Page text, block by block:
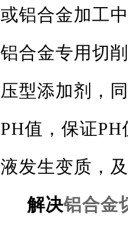
或铝合金加工
铝合金专用切
压型添加剂，
PH值，保证
液发生变质，
解决铝合金